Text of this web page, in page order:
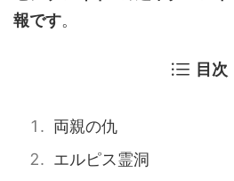
報です。
目次
両親の仇
エルピス霊洞